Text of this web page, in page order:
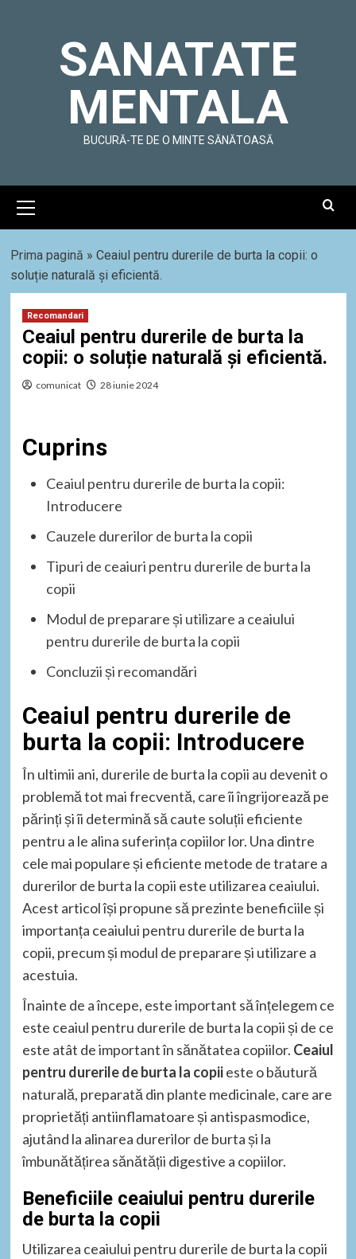
SANATATE
MENTALA
BUCURĂ-TE DE O MINTE SĂNĂTOASĂ
Menu
Prima pagină » Ceaiul pentru durerile de burta la copii: o
soluție naturală și eficientă.
Recomandari
Ceaiul pentru durerile de burta la
copii: o soluție naturală și eficientă.
comunicat 28 iunie 2024
Cuprins
Ceaiul pentru durerile de burta la copii:
Introducere
Cauzele durerilor de burta la copii
Tipuri de ceaiuri pentru durerile de burta la
copii
Modul de preparare și utilizare a ceaiului
pentru durerile de burta la copii
Concluzii și recomandări
Ceaiul pentru durerile de
burta la copii: Introducere
În ultimii ani, durerile de burta la copii au devenit o
problemă tot mai frecventă, care îi îngrijorează pe
părinți și îi determină să caute soluții eficiente
pentru a le alina suferința copiilor lor. Una dintre
cele mai populare și eficiente metode de tratare a
durerilor de burta la copii este utilizarea ceaiului.
Acest articol își propune să prezinte beneficiile și
importanța ceaiului pentru durerile de burta la
copii, precum și modul de preparare și utilizare a
acestuia.
Înainte de a începe, este important să înțelegem ce
este ceaiul pentru durerile de burta la copii și de ce
este atât de important în sănătatea copiilor. Ceaiul
pentru durerile de burta la copiieste o băutură
naturală, preparată din plante medicinale, care are
proprietăți antiinflamatoare și antispasmodice,
ajutând la alinarea durerilor de burta și la
îmbunătățirea sănătății digestive a copiilor.
Beneficiile ceaiului pentru durerile
de burta la copii
Utilizarea ceaiului pentru durerile de burta la copii